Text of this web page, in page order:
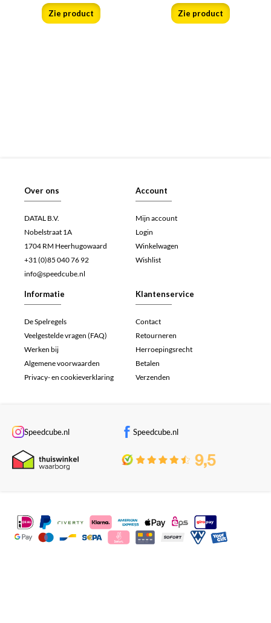
Zie product Zie product
Over ons
DATAL B.V.
Nobelstraat 1A
1704 RM Heerhugowaard
+31 (0)85 040 76 92
info@speedcube.nl
Account
Mijn account
Login
Winkelwagen
Wishlist
Informatie
De Spelregels
Veelgestelde vragen (FAQ)
Werken bij
Algemene voorwaarden
Privacy- en cookieverklaring
Klantenservice
Contact
Retourneren
Herroepingsrecht
Betalen
Verzenden
Speedcube.nl Speedcube.nl